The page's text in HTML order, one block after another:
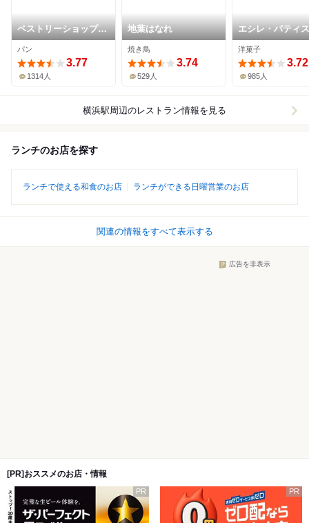
ペストリーショップ
ドーレ (横浜ベイシェ
ラトン ホテル&タワー
ズ)
パン
3.77
1314人
地葉はなれ
焼き鳥
3.74
529人
エシレ・パティ
オ ブール 横浜高
店
洋菓子
3.72
985人
横浜駅周辺のレストラン情報を見る
ランチのお店を探す
ランチで使える和食のお店 ランチができる日曜営業のお店
関連の情報をすべて表示する
広告を非表示
[PR]おススメのお店・情報
PR PR